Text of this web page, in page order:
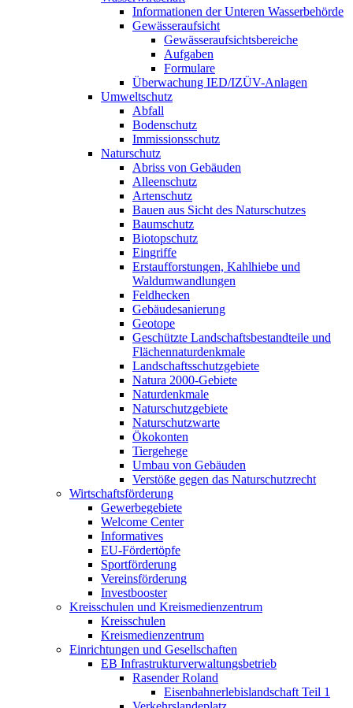
Informationen der Unteren Wasserbehörde
Gewässeraufsicht
Gewässeraufsichtsbereiche
Aufgaben
Formulare
Überwachung IED/IZÜV-Anlagen
Umweltschutz
Abfall
Bodenschutz
Immissionsschutz
Naturschutz
Abriss von Gebäuden
Alleenschutz
Artenschutz
Bauen aus Sicht des Naturschutzes
Baumschutz
Biotopschutz
Eingriffe
Erstaufforstungen, Kahlhiebe und
Waldumwandlungen
Feldhecken
Gebäudesanierung
Geotope
Geschützte Landschaftsbestandteile und
Flächennaturdenkmale
Landschaftsschutzgebiete
Natura 2000-Gebiete
Naturdenkmale
Naturschutzgebiete
Naturschutzwarte
Ökokonten
Tiergehege
Umbau von Gebäuden
Verstöße gegen das Naturschutzrecht
Wirtschaftsförderung
Gewerbegebiete
Welcome Center
Informatives
EU-Fördertöpfe
Sportförderung
Vereinsförderung
Investbooster
Kreisschulen und Kreismedienzentrum
Kreisschulen
Kreismedienzentrum
Einrichtungen und Gesellschaften
EB Infrastruktur­verwaltungsbetrieb
Rasender Roland
Eisenbahnerlebis­landschaft Teil 1